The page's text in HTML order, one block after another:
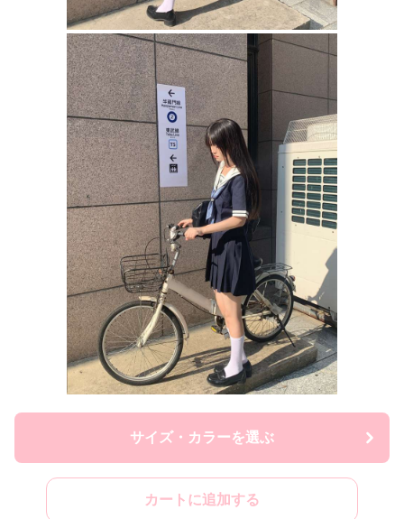
サイズ・カラーを選ぶ
カートに追加する